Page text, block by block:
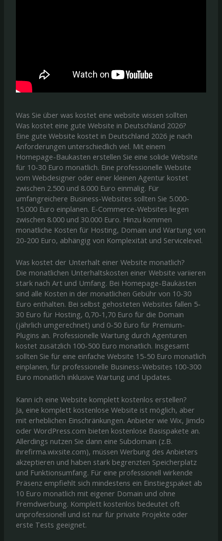
Was Sie über was kostet eine website wissen sollten
Was kostet eine gute Website in Deutschland 2026?
Eine gute Website kostet in Deutschland 2026 je nach
Anforderungen unterschiedlich viel. Mit einem
Homepage-Baukasten erstellen Sie eine solide Website
für 10-30 Euro monatlich. Eine professionelle Website
vom Webdesigner oder einer kleinen Agentur kostet
zwischen 2.500 und 8.000 Euro einmalig. Für
umfangreichere Business-Websites sollten Sie 5.000-
15.000 Euro einplanen. E-Commerce-Websites liegen
zwischen 8.000 und 30.000 Euro. Hinzu kommen
monatliche Kosten für Hosting, Domain und Wartung von
20-200 Euro, abhängig von Komplexität und Servicelevel.
Was kostet der Unterhalt einer Website monatlich?
Die monatlichen Unterhaltskosten einer Website variieren
stark nach Art und Umfang. Bei Homepage-Baukästen
sind alle Kosten in der monatlichen Gebühr von 10-30
Euro enthalten. Bei selbst gehosteten Websites fallen 5-
30 Euro für Hosting, 0,70-1,70 Euro für die Domain
(jährlich umgerechnet) und 0-50 Euro für Premium-
Plugins an. Professionelle Wartung durch Agenturen
kostet zusätzlich 100-500 Euro monatlich. Insgesamt
sollten Sie für eine einfache Website 15-50 Euro monatlich
einplanen, für professionelle Business-Websites 100-300
Euro monatlich inklusive Wartung und Updates.
Kann ich eine Website komplett kostenlos erstellen?
Ja, eine komplett kostenlose Website ist möglich, aber
mit erheblichen Einschränkungen. Anbieter wie Wix, Jimdo
oder WordPress.com bieten kostenlose Basispakete an.
Allerdings nutzen Sie dann eine Subdomain (z.B.
ihrefirma.wixsite.com), müssen Werbung des Anbieters
akzeptieren und haben stark begrenzten Speicherplatz
und Funktionsumfang. Für eine professionell wirkende
Präsenz empfiehlt sich mindestens ein Einstiegspaket ab
10 Euro monatlich mit eigener Domain und ohne
Fremdwerbung. Komplett kostenlos bedeutet oft
unprofessionell und ist nur für private Projekte oder
erste Tests geeignet.